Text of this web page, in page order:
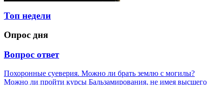
Топ недели
Опрос дня
Вопрос ответ
Похоронные суеверия. Можно ли брать землю с могилы?
Можно ли пройти курсы Бальзамирования, не имея высшего